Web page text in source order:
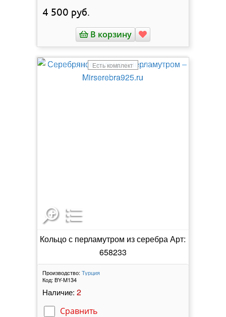
4 500 руб.
В корзину
Есть комплект
Кольцо с перламутром из серебра Арт:
658233
Производство: Турция
Код: BY-M134
Наличие: 2
Сравнить